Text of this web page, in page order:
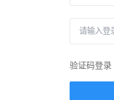
验证码登录